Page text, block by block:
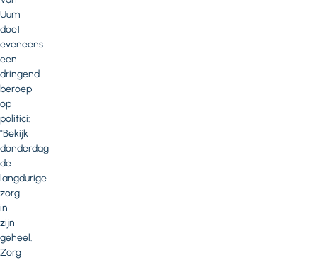
Uum
doet
eveneens
een
dringend
beroep
op
politici:
"Bekijk
donderdag
de
langdurige
zorg
in
zijn
geheel.
Zorg